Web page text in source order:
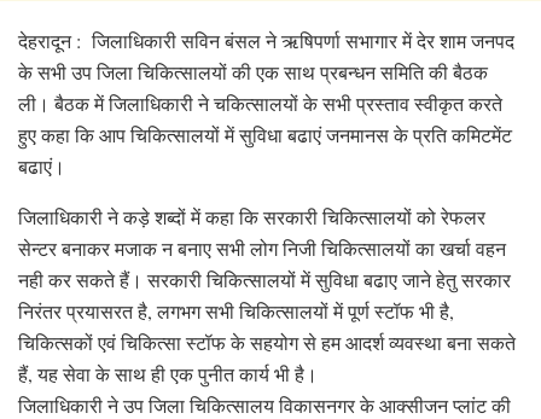
देहरादून : जिलाधिकारी सविन बंसल ने ऋषिपर्णा सभागार में देर शाम जनपद
के सभी उप जिला चिकित्सालयों की एक साथ प्रबन्धन समिति की बैठक
ली। बैठक में जिलाधिकारी ने चकित्सालयों के सभी प्रस्ताव स्वीकृत करते
हुए कहा कि आप चिकित्सालयों में सुविधा बढाएं जनमानस के प्रति कमिटमेंट
बढाएं।
जिलाधिकारी ने कड़े शब्दों में कहा कि सरकारी चिकित्सालयों को रेफलर
सेन्टर बनाकर मजाक न बनाए सभी लोग निजी चिकित्सालयों का खर्चा वहन
नही कर सकते हैं। सरकारी चिकित्सालयों में सुविधा बढाए जाने हेतु सरकार
निरंतर प्रयासरत है, लगभग सभी चिकित्सालयों में पूर्ण स्टॉफ भी है,
चिकित्सकों एवं चिकित्सा स्टॉफ के सहयोग से हम आदर्श व्यवस्था बना सकते
हैं, यह सेवा के साथ ही एक पुनीत कार्य भी है।
जिलाधिकारी ने उप जिला चिकित्सालय विकासनगर के आक्सीजन प्लांट की